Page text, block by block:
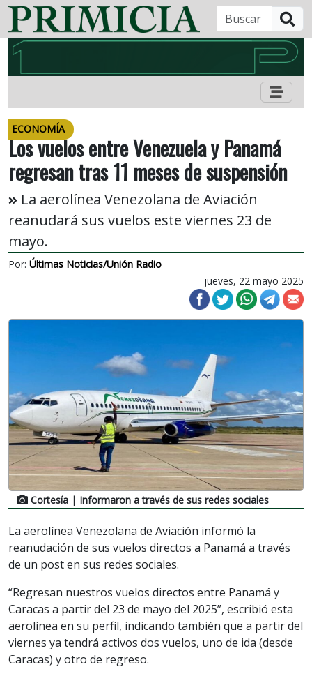
ECONOMÍA
Los vuelos entre Venezuela y Panamá
regresan tras 11 meses de suspensión
La aerolínea Venezolana de Aviación
reanudará sus vuelos este viernes 23 de
mayo.
Por: Últimas Noticias/Unión Radio
jueves, 22 mayo 2025
Cortesía | Informaron a través de sus redes sociales
La aerolínea Venezolana de Aviación informó la
reanudación de sus vuelos directos a Panamá a través
de un post en sus redes sociales.
“Regresan nuestros vuelos directos entre Panamá y
Caracas a partir del 23 de mayo del 2025”, escribió esta
aerolínea en su perfil, indicando también que a partir del
viernes ya tendrá activos dos vuelos, uno de ida (desde
Caracas) y otro de regreso.